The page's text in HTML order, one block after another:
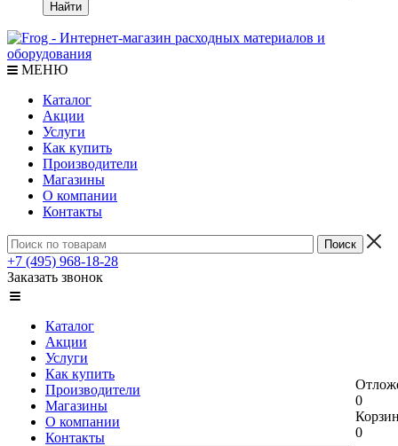
Найти
МЕНЮ
Каталог
Акции
Услуги
Как купить
Производители
Магазины
О компании
Контакты
+7 (495) 968-18-28
Заказать звонок
Каталог
Акции
Услуги
Как купить
Производители
Магазины
О компании
Контакты
0
0